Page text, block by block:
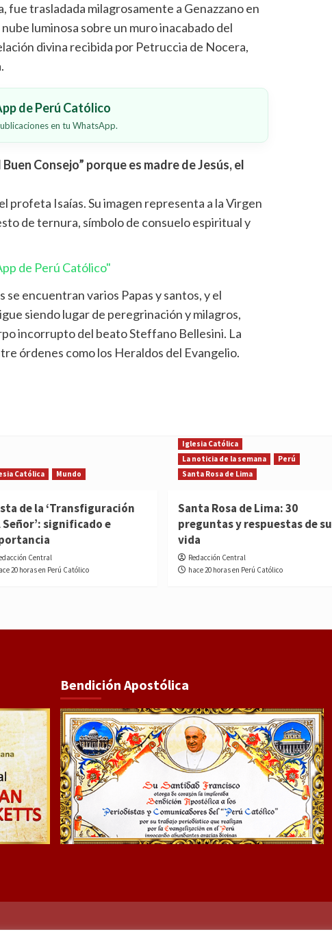
fue trasladada milagrosamente a Genazzano en
luminosa sobre un muro inacabado del
divina recibida por Petruccia de Nocera,
de Perú Católico
en tu WhatsApp.
Consejo” porque es madre de Jesús, el
profeta Isaías. Su imagen representa a la Virgen
de ternura, símbolo de consuelo espiritual y
de Perú Católico"
se encuentran varios Papas y santos, y el
siendo lugar de peregrinación y milagros,
incorrupto del beato Steffano Bellesini. La
órdenes como los Heraldos del Evangelio.
Católica Mundo
de la ‘Transfiguración
Señor’: significado e
Central
20 horas en Perú Católico
Iglesia Católica
La noticia de la semana
Perú
Santa Rosa de Lima
Santa Rosa de Lima: 30
preguntas y respuestas de su
vida
Redacción Central
hace 20 horas en Perú Católico
Bendición Apostólica